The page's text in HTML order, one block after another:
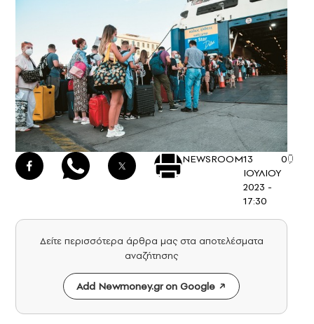
NEWSROOM13
ΙΟΥΛΙΟΥ
2023 -
17:30
0
Δείτε περισσότερα άρθρα μας στα αποτελέσματα
αναζήτησης
Add Newmoney.gr on Google